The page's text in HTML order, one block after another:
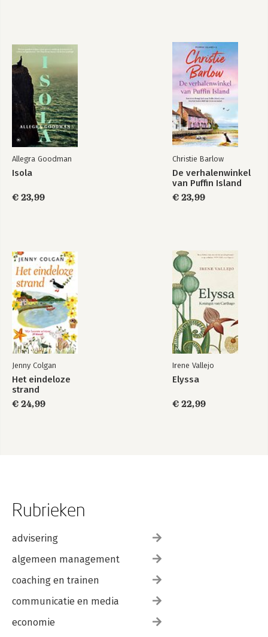
Allegra Goodman
Isola
€ 23,99
Christie Barlow
De verhalenwinkel
van Puffin Island
€ 23,99
Jenny Colgan
Het eindeloze
strand
€ 24,99
Irene Vallejo
Elyssa
€ 22,99
Rubrieken
advisering
algemeen management
coaching en trainen
communicatie en media
economie